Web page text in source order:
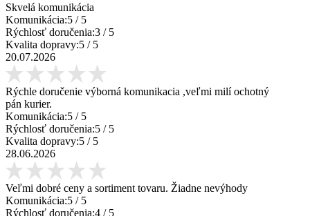
Skvelá komunikácia
Komunikácia:5 / 5
Rýchlosť doručenia:3 / 5
Kvalita dopravy:5 / 5
20.07.2026
Rýchle doručenie výborná komunikacia ,veľmi milí ochotný
pán kurier.
Komunikácia:5 / 5
Rýchlosť doručenia:5 / 5
Kvalita dopravy:5 / 5
28.06.2026
Veľmi dobré ceny a sortiment tovaru. Žiadne nevýhody
Komunikácia:5 / 5
Rýchlosť doručenia:4 / 5